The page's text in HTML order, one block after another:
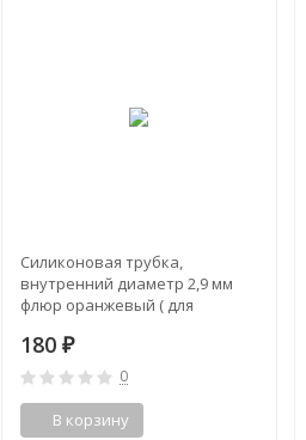
Силиконовая трубка,
внутренний диаметр 2,9 мм
флюр оранжевый ( для
180 ₽
0
В корзину